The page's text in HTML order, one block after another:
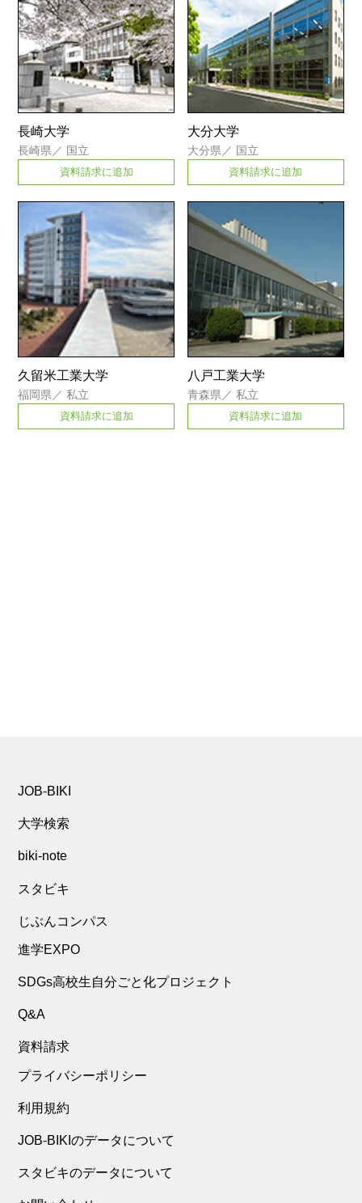
長崎大学
長崎県 ／ 国立
資料請求に追加
大分大学
大分県 ／ 国立
資料請求に追加
久留米工業大学
福岡県 ／私立
資料請求に追加
八戸工業大学
青森県 ／私立
資料請求に追加
JOB-BIKI
大学検索
biki-note
スタビキ
じぶんコンパス
進学EXPO
SDGs高校生自分ごと化プロジェクト
Q&A
資料請求
プライバシーポリシー
利用規約
JOB-BIKIのデータについて
スタビキのデータについて